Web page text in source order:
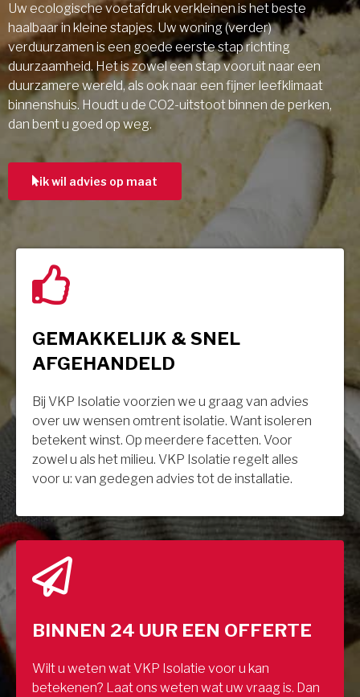
Uw ecologische voetafdruk verkleinen is het beste
haalbaar in kleine stapjes. Uw woning (verder)
verduurzamen is een goede eerste stap richting
duurzaamheid. Het is zowel een stap vooruit naar een
duurzamere wereld, als ook naar een fijner leefklimaat
binnenshuis. Houdt u de CO2-uitstoot binnen de perken,
dan bent u goed op weg.
ik wil advies op maat
GEMAKKELIJK & SNEL
AFGEHANDELD
Bij VKP Isolatie voorzien we u graag van advies
over uw wensen omtrent isolatie. Want isoleren
betekent winst. Op meerdere facetten. Voor
zowel u als het milieu. VKP Isolatie regelt alles
voor u: van gedegen advies tot de installatie.
BINNEN 24 UUR EEN OFFERTE
Wilt u weten wat VKP Isolatie voor u kan
betekenen? Laat ons weten wat uw vraag is. Dan